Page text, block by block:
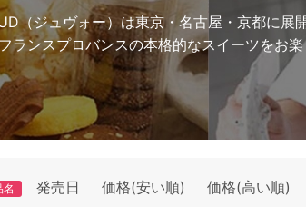
（ジュヴォー）は東京・名古屋・京都に展
ランスプロバンスの本格的なスイーツをお楽
名 発売日 価格(安い順) 価格(高い順)